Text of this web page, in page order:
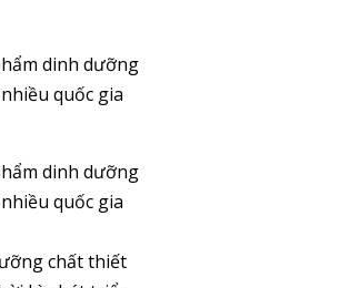
dinh dưỡng
quốc gia
dinh dưỡng
quốc gia
chất thiết